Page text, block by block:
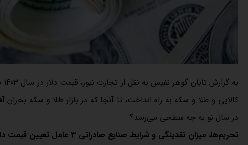
در سال نو به چه سطحی می‌رسد؟
تحریم‌ها، میزان نقدینگی و شرایط صنایع صادراتی 3 عامل تعیین قیمت دلار هستند